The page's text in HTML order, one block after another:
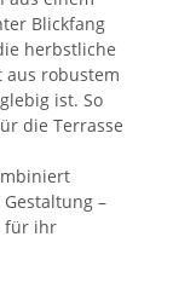
Blickfang
herbstliche
aus robustem
ist. So
die Terrasse
–
für ihr